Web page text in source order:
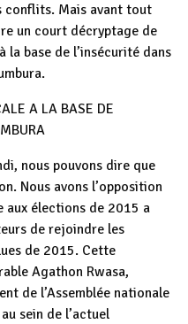
conflits. Mais avant tout
un court décryptage de
la base de l’insécurité dans
A LA BASE DE
nous pouvons dire que
Nous avons l’opposition
élections de 2015 a
de rejoindre les
de 2015. Cette
Agathon Rwasa,
de l’Assemblée nationale
sein de l’actuel